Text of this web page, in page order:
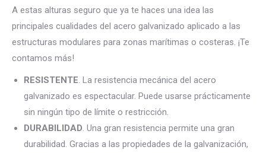
A estas alturas seguro que ya te haces una idea las
principales cualidades del acero galvanizado aplicado a las
estructuras modulares para zonas marítimas o costeras. ¡Te
contamos más!
RESISTENTE. La resistencia mecánica del acero
galvanizado es espectacular. Puede usarse prácticamente
sin ningún tipo de límite o restricción.
DURABILIDAD. Una gran resistencia permite una gran
durabilidad. Gracias a las propiedades de la galvanización,